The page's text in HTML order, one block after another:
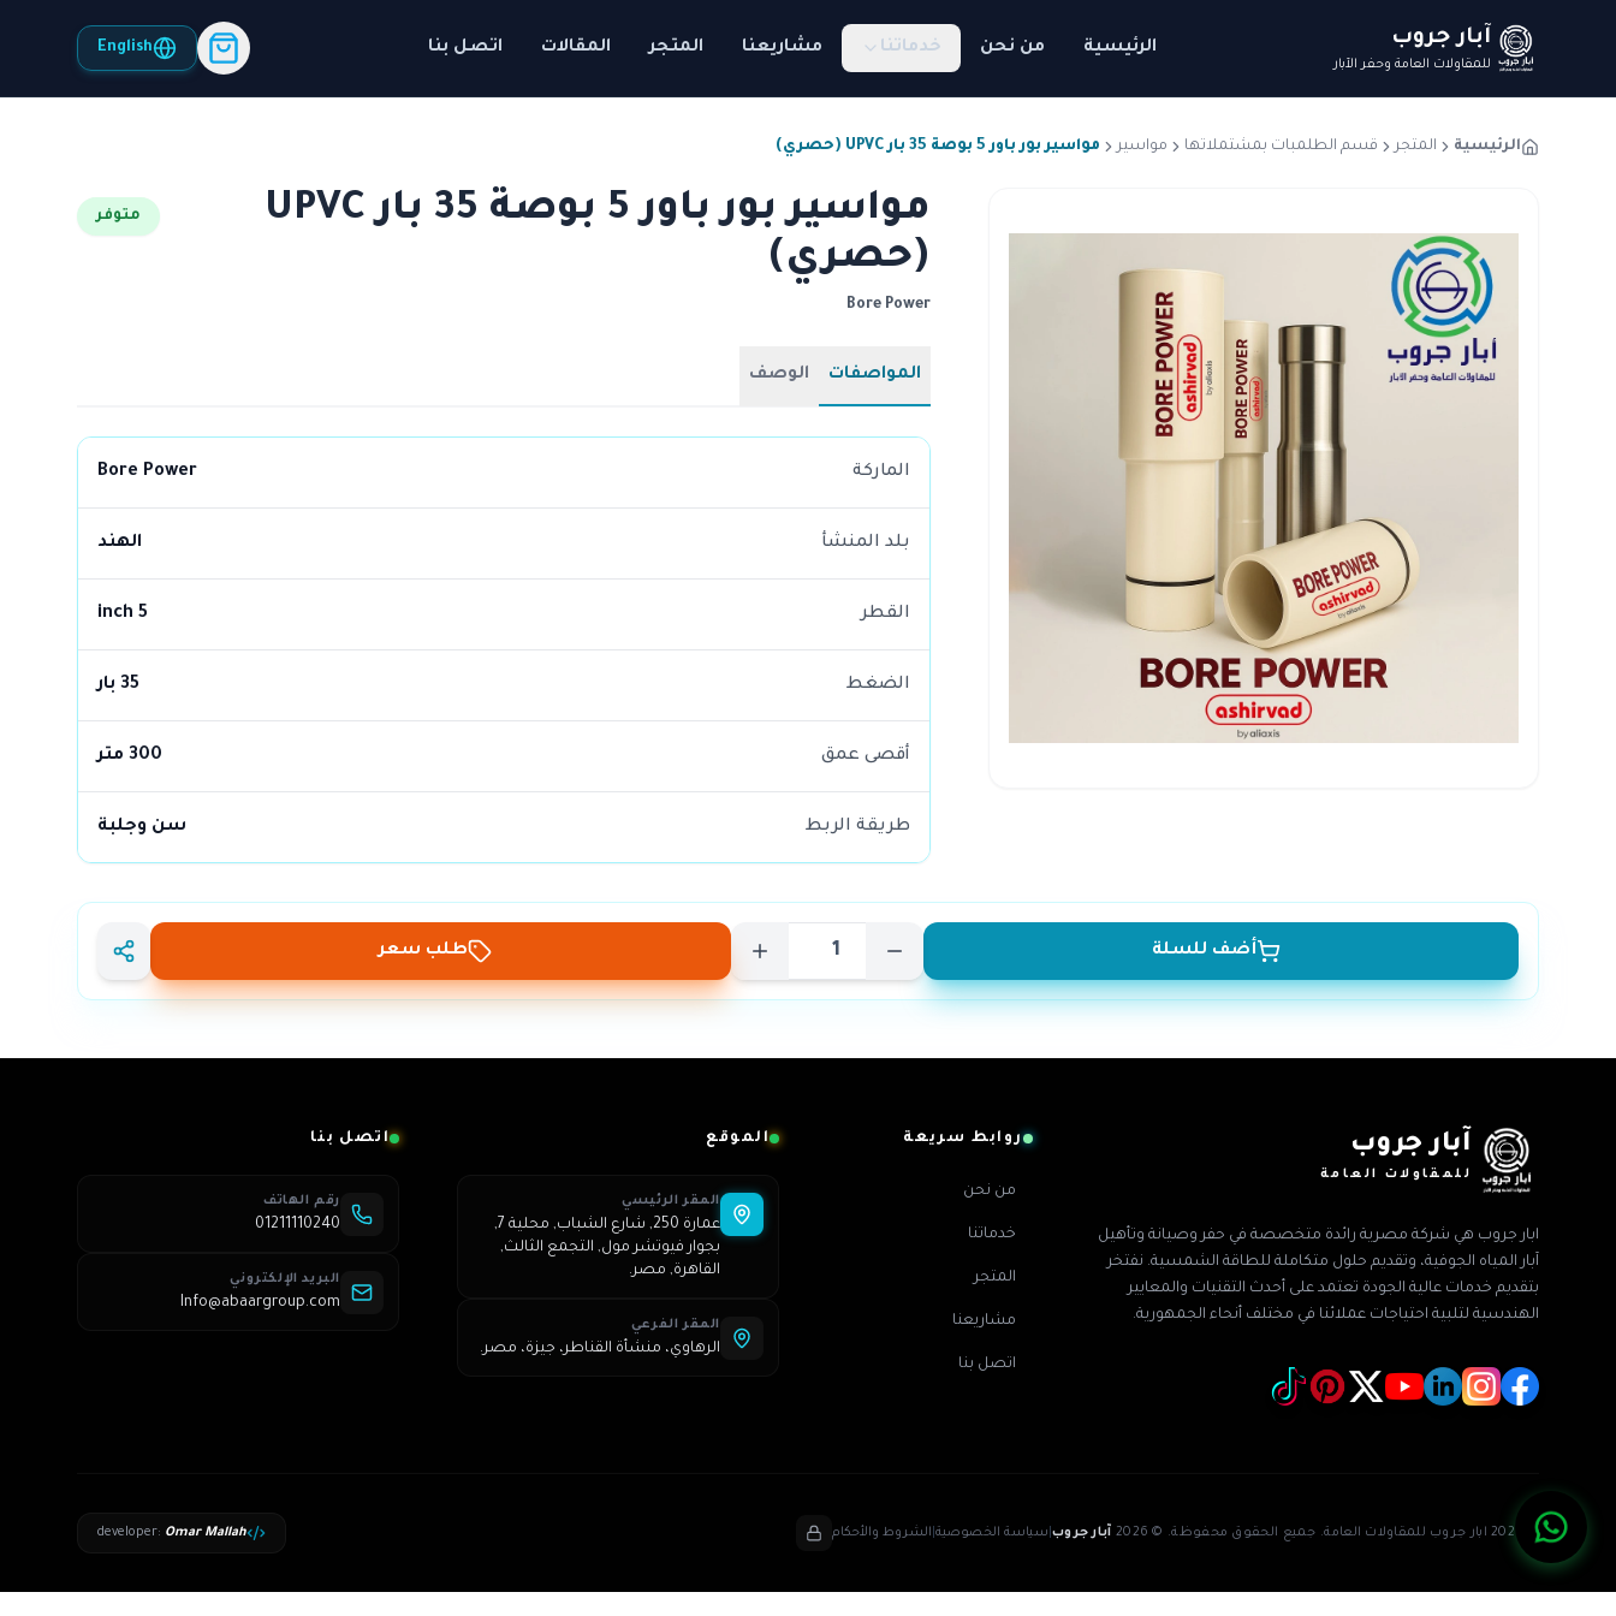
آبار جروب
للمقاولات العامة وحفر الآبار
الرئيسية من نحن خدماتنا مشاريعنا المتجر المقالات اتصل بنا English
الرئيسية المتجر قسم الطلمبات بمشتملاتها مواسير مواسير بور باور 5 بوصة 35 بار UPVC (حصري)
مواسير بور باور 5 بوصة 35 بار UPVC
(حصري)
متوفر
Bore Power
المواصفات الوصف
الماركة Bore Power
بلد المنشأ الهند
القطر 5 inch
الضغط 35 بار
أقصى عمق 300 متر
طريقة الربط سن وجلبة
طلب سعر أضف للسلة
آبار جروب
للمقاولات العامة
ابار جروب هي شركة مصرية رائدة متخصصة في حفر وصيانة وتأهيل
آبار المياه الجوفية، وتقديم حلول متكاملة للطاقة الشمسية. نفتخر
بتقديم خدمات عالية الجودة تعتمد على أحدث التقنيات والمعايير
الهندسية لتلبية احتياجات عملائنا في مختلف أنحاء الجمهورية.
روابط سريعة
من نحن
خدماتنا
المتجر
مشاريعنا
اتصل بنا
الموقع
المقر الرئيسي
عمارة 250, شارع الشباب, محلية 7,
بجوار فيوتشر مول, التجمع الثالث,
القاهرة, مصر.
المقر الفرعي
الرهاوي، منشأة القناطر، جيزة، مصر.
اتصل بنا
رقم الهاتف
01211110240
البريد الإلكتروني
Info@abaargroup.com
© 2026 ابار جروب للمقاولات العامة. جميع الحقوق محفوظة. ©
2026 آبار جروب سياسة الخصوصية الشروط والأحكام developer: Omar Mallah